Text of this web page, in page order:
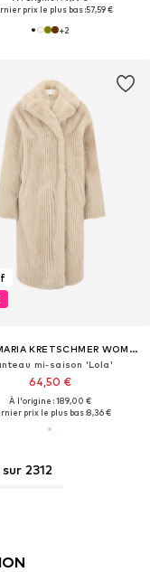
prix le plus bas :57,59 €
+2
GUIDO MARIA KRETSCHMER WOMEN
mi-saison 'Lola'
64,50 €
À l'origine : 189,00 €
prix le plus bas :8,36 €
2312